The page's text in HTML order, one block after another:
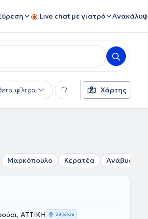
Live chat με γιατρό
φίλτρα Γλώσσες Φύλο
Χάρτης
Μαρκόπουλο Κερατέα Ανάβυσσος
ΑΤΤΙΚΗ 23,5 km